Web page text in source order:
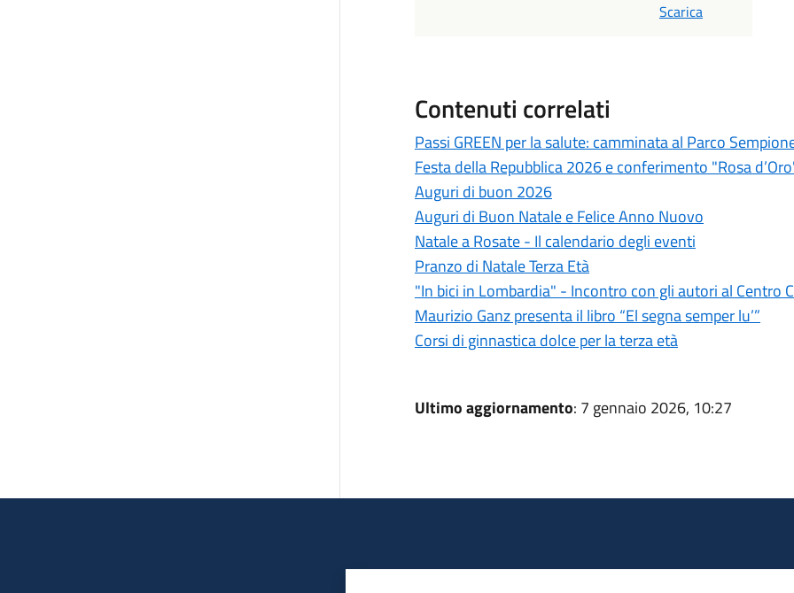
Scarica
Contenuti correlati
Passi GREEN per la salute: camminata al Parco
Festa della Repubblica 2026 e conferimento "Rosa
Auguri di buon 2026
Auguri di Buon Natale e Felice Anno Nuovo
Natale a Rosate - Il calendario degli eventi
Pranzo di Natale Terza Età
"In bici in Lombardia" - Incontro con gli autori al Centro
Maurizio Ganz presenta il libro “El segna semper lu’”
Corsi di ginnastica dolce per la terza età
Ultimo aggiornamento: 7 gennaio 2026, 10:27